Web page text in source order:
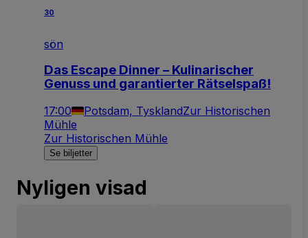
30
sön
Das Escape Dinner – Kulinarischer
Genuss und garantierter Rätselspaß!
17:00 Potsdam, TysklandZur Historischen
Mühle
Zur Historischen Mühle
Se biljetter
Nyligen visad